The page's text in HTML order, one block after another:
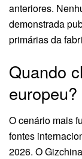
anteriores.
demonstrada
primárias da
Quando
europeu?
O cenário mais
fontes
2026. O